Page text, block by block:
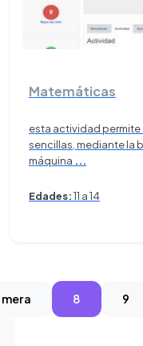
Matemáticas
esta actividad permite
sencillas, mediante la
máquina ...
Edades:11 a 14
8 9